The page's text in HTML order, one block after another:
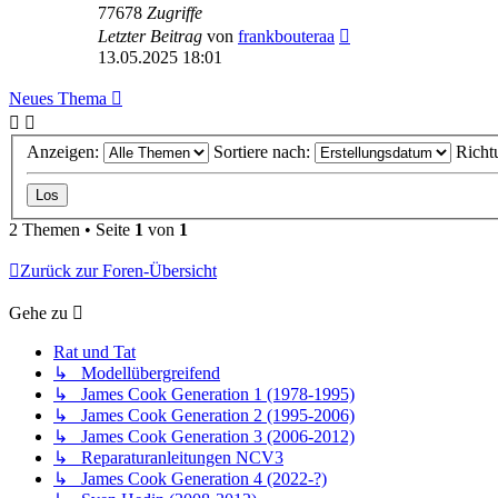
77678 Zugriffe
Letzter Beitrag von frankbouteraa
13.05.2025 18:01
Neues Thema
Anzeigen: Sortiere nach:
2 Themen • Seite 1 von 1
Zurück zur Foren-Übersicht
Gehe zu
Rat und Tat
↳ Modellübergreifend
↳ James Cook Generation 1 (1978-1995)
↳ James Cook Generation 2 (1995-2006)
↳ James Cook Generation 3 (2006-2012)
↳ Reparaturanleitungen NCV3
↳ James Cook Generation 4 (2022-?)